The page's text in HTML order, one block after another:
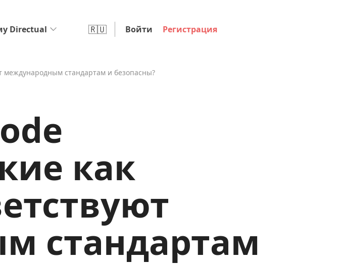
Directual 🇷🇺 Войти Регистрация
международным стандартам и безопасны?
как
стандартам